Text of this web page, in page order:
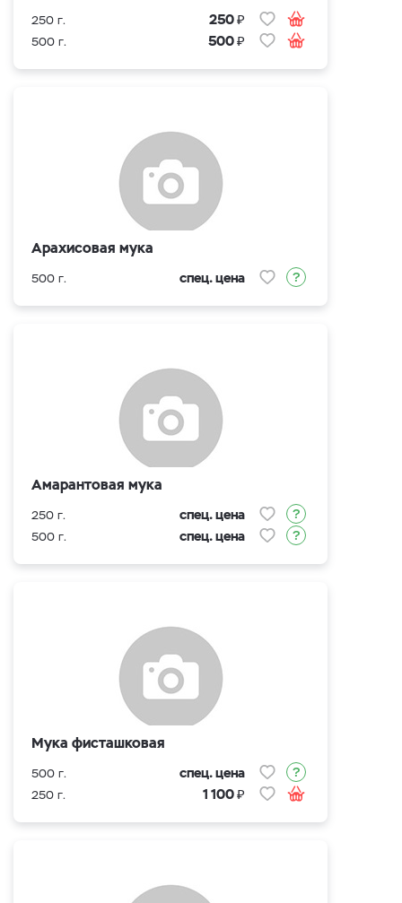
250 г. 250₽
500 г. 500₽
Арахисовая мука
500 г. спец. цена
Амарантовая мука
250 г. спец. цена
500 г. спец. цена
Мука фисташковая
500 г. спец. цена
250 г. 1 100₽